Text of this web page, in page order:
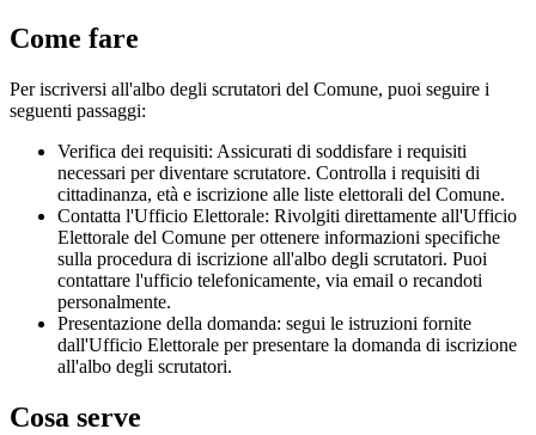
Come fare
Per iscriversi all'albo degli scrutatori del Comune, puoi seguire i
seguenti passaggi:
Verifica dei requisiti: Assicurati di soddisfare i requisiti
necessari per diventare scrutatore. Controlla i requisiti di
cittadinanza, età e iscrizione alle liste elettorali del Comune.
Contatta l'Ufficio Elettorale: Rivolgiti direttamente all'Ufficio
Elettorale del Comune per ottenere informazioni specifiche
sulla procedura di iscrizione all'albo degli scrutatori. Puoi
contattare l'ufficio telefonicamente, via email o recandoti
personalmente.
Presentazione della domanda: segui le istruzioni fornite
dall'Ufficio Elettorale per presentare la domanda di iscrizione
all'albo degli scrutatori.
Cosa serve